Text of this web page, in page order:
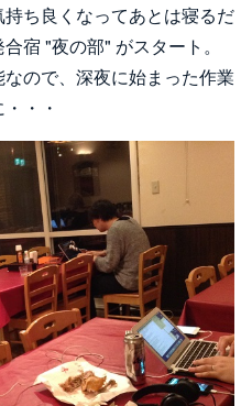
ち良くなってあとは寝るだ
宿 "夜の部" がスタート。
ので、深夜に始まった作業
・・